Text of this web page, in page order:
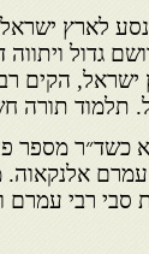
לארץ
גדול ויתווה
ישראל, הקים
תלמוד תורה
כשד״ר מספר
אלנקאוה.
רבי עמרם